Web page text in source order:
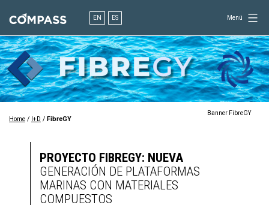
contenido
para
el
diseño
en
ingeniería
Menú
EN ES
Banner FibreGY
Home / I+D / FibreGY
PROYECTO FIBREGY: NUEVA
GENERACIÓN DE PLATAFORMAS
MARINAS CON MATERIALES
COMPUESTOS